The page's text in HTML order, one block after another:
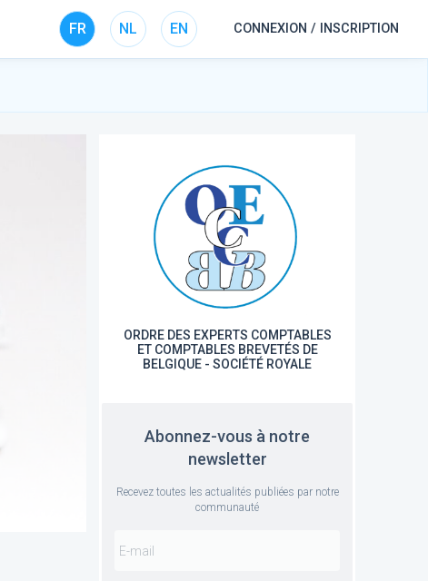
FR NL EN CONNEXION / INSCRIPTION
ORDRE DES EXPERTS COMPTABLES
ET COMPTABLES BREVETÉS DE
BELGIQUE - SOCIÉTÉ ROYALE
Abonnez-vous à notre
newsletter
Recevez toutes les actualités publiées par notre
communauté